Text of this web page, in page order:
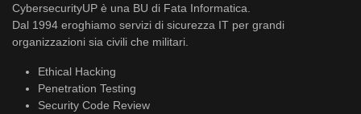
CybersecurityUP è una BU di Fata Informatica.
Dal 1994 eroghiamo servizi di sicurezza IT per grandi
organizzazioni sia civili che militari.
Ethical Hacking
Penetration Testing
Security Code Review